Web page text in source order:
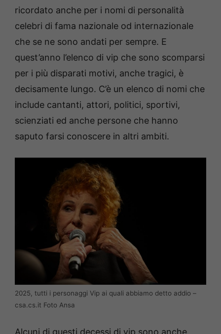
ricordato anche per i nomi di personalità
celebri di fama nazionale od internazionale
che se ne sono andati per sempre. E
quest’anno l’elenco di vip che sono scomparsi
per i più disparati motivi, anche tragici, è
decisamente lungo. C’è un elenco di nomi che
include cantanti, attori, politici, sportivi,
scienziati ed anche persone che hanno
saputo farsi conoscere in altri ambiti.
2025, tutti i personaggi Vip ai quali abbiamo detto addio –
csa.cs.it Foto Ansa
Alcuni di questi decessi di vip sono anche